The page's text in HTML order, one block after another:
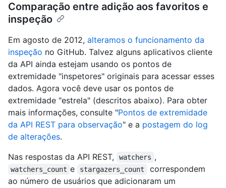
Comparação entre adição aos favoritos e
inspeção
Em agosto de 2012, alteramos o funcionamento da
inspeção no GitHub. Talvez alguns aplicativos cliente
da API ainda estejam usando os pontos de
extremidade "inspetores" originais para acessar esses
dados. Agora você deve usar os pontos de
extremidade "estrela" (descritos abaixo). Para obter
mais informações, consulte "Pontos de extremidade
da API REST para observação" e a postagem do log
de alterações.
Nas respostas da API REST,
watchers ,
watchers_count e stargazers_count
correspondem
ao número de usuários que adicionaram um